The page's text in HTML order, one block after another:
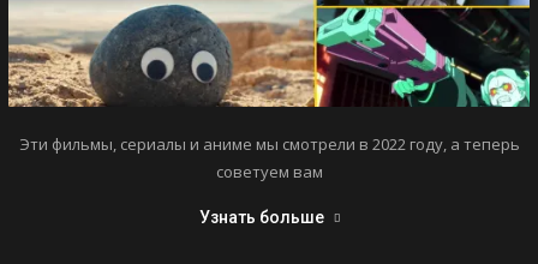
Эти фильмы, сериалы и аниме мы смотрели в 2022 году, а теперь
советуем вам
Узнать больше